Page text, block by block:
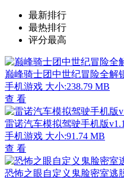
最新排行
最热排行
评分最高
巅峰骑士团中世纪冒险全解
手机游戏 大小:238.79 MB
查 看
雷诺汽车模拟驾驶手机版
手机游戏 大小:91.74 MB
查 看
恐怖之眼自定义鬼脸密室逃